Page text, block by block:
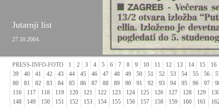
Jutarnji list
27.10.2004.
PRESS-INFO-FOTO 1 2 3 4 5 6 7 8 9 10 11 12 13 14 15
16
39
40 41 42 43 44 45 46 47 48 49 50 51 52 53 54 55 56
80
81 82 83 84 85 86 87 88 89 90 91 92 93 94 95 96 97
116
117 118 119 120 121 122 123 124 125 126 127 128 129
148
149 150 151 152 153 154 155 156 157 158 159 160 161